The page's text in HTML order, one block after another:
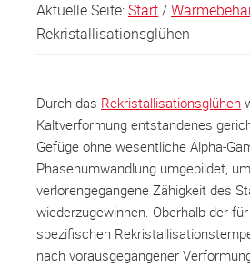
Aktuelle Seite:Start/
Rekristallisations­glühen
Durch das Rekristallisationsglühen
Kaltverformung entstandenes
Gefüge ohne wesentliche Alpha-
Phasenumwandlung umgebildet,
verlorengegangene Zähigkeit des
wiederzugewinnen. Oberhalb der
spezifischen
nach vorausgegangener